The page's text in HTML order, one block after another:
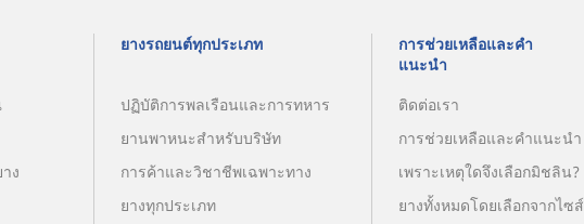
ง
ยางรถยนต์ทุกประเภท
ปฏิบัติการพลเรือนและการทหาร
ยานพาหนะสำหรับบริษัท
การค้าและวิชาชีพเฉพาะทาง
ยางทุกประเภท
การช่วยเหลือและคำ
แนะนำ
ติดต่อเรา
การช่วยเหลือและคำแนะนำ
เพราะเหตุใดจึงเลือกมิชลิน?
ยางทั้งหมดโดยเลือกจากไซส์